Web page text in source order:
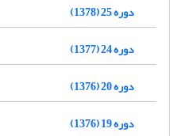
دوره 25 (1378)
دوره 24 (1377)
دوره 20 (1376)
دوره 19 (1376)